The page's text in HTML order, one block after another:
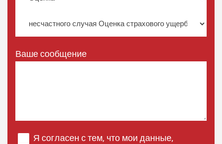
Ваше сообщение
Я согласен с тем, что мои данные,